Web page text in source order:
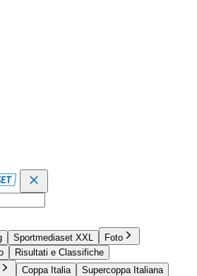
Sportmediaset XXL
Foto
Risultati e Classifiche
Coppa Italia
Supercoppa Italiana